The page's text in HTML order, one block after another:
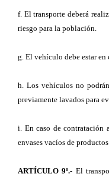
f. El transporte deberá
riesgo para la población.
g. El vehículo debe estar
h. Los vehículos no
previamente lavados para
i. En caso de contratación
envases vacíos de
ARTÍCULO 9º.- El